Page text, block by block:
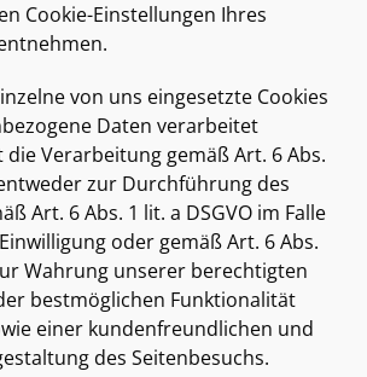
Cookie-Einstellungen Ihres
von uns eingesetzte Cookies
Daten verarbeitet
Verarbeitung gemäß Art. 6 Abs.
zur Durchführung des
Art. 6 Abs. 1 lit. a DSGVO im Falle
oder gemäß Art. 6 Abs.
Wahrung unserer berechtigten
bestmöglichen Funktionalität
einer kundenfreundlichen und
des Seitenbesuchs.